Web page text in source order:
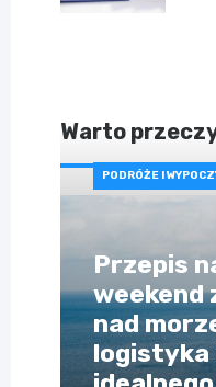
Warto
PODRÓŻE I
Przepis
weekend
nad
logistyka